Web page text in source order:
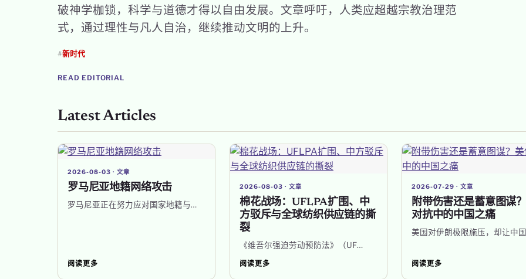
破神学枷锁，科学与道德才得以自由发展。文章呼吁，人类应超越宗教治理范
式，通过理性与凡人自治，继续推动文明的上升。
#新时代
READ EDITORIAL
Latest Articles
罗马尼亚地籍网络攻击
2026-08-03 · 文章
罗马尼亚正在努力应对国家地籍与…
阅读更多
棉花战场：UFLPA扩围、中
方驳斥与全球纺织供应链的撕
裂
2026-08-03 · 文章
《维吾尔强迫劳动预防法》（UF…
阅读更多
附带伤害还是蓄意图谋
对抗中的中国之痛
2026-07-29 · 文章
美国对伊朗极限施压，却让中
阅读更多